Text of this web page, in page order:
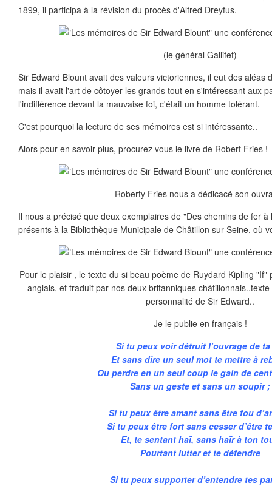
1899, il participa à la révision du procès d'Alfred Dreyfus.
(le général Gallifet)
Sir Edward Blount avait des valeurs victoriennes, il eut des aléas
mais il avait l'art de côtoyer les grands tout en s'intéressant aux
l'indifférence devant la mauvaise foi, c'était un homme tolérant.
C'est pourquoi la lecture de ses mémoires est si intéressante..
Alors pour en savoir plus, procurez vous le livre de Robert Fries !
Roberty Fries nous a dédicacé son
Il nous a précisé que deux exemplaires de "Des chemins de fer
présents à la Bibliothèque Municipale de Châtillon sur Seine, où
Pour le plaisir , le texte du si beau poème de Ruydard Kipling
anglais, et traduit par nos deux britanniques
personnalité de Sir Edward..
Je le publie en français !
Si tu peux voir détruit l’ouvrage de
Et sans dire un seul mot te mettre à
Ou perdre en un seul coup le gain de
Sans un geste et sans un soupir ;
Si tu peux être amant sans être fou
Si tu peux être fort sans cesser d’être
Et, te sentant haï, sans haïr à ton
Pourtant lutter et te défendre
Si tu peux supporter d’entendre tes